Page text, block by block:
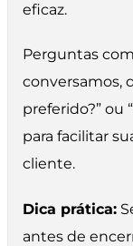
eficaz.
Perguntas
conversamos,
preferido?” ou
para facilitar
cliente.
Dica prática:
antes de